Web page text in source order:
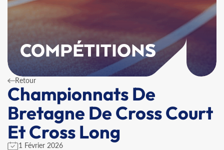
COMPÉTITIONS
Retour
Championnats De
Bretagne De Cross Court
Et Cross Long
1 Février 2026